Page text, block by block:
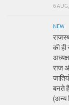
6
NEW
की
राज
बनते
(अन्य